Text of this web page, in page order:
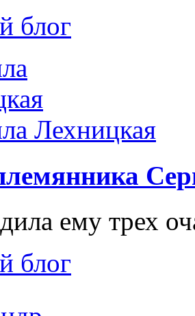
блог
Лехницкая
ему трех
блог